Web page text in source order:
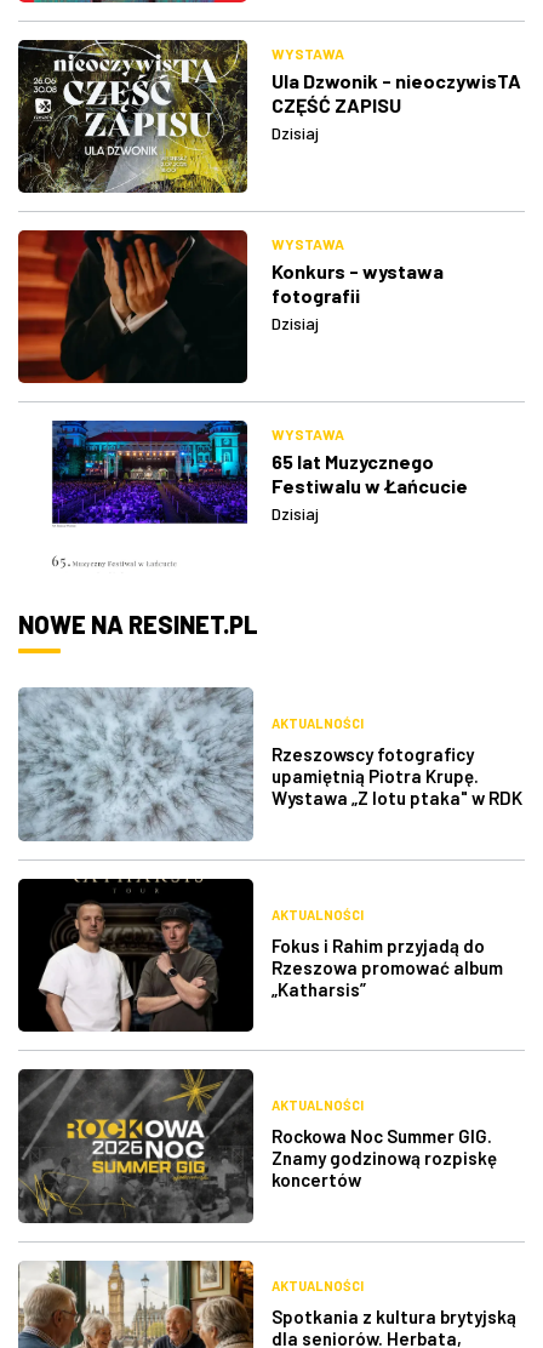
WYSTAWA
Ula Dzwonik - nieoczywisTA
CZĘŚĆ ZAPISU
Dzisiaj
WYSTAWA
Konkurs - wystawa
fotografii
Dzisiaj
WYSTAWA
65 lat Muzycznego
Festiwalu w Łańcucie
Dzisiaj
NOWE NA RESINET.PL
AKTUALNOŚCI
Rzeszowscy fotograficy
upamiętnią Piotra Krupę.
Wystawa „Z lotu ptaka" w RDK
AKTUALNOŚCI
Fokus i Rahim przyjadą do
Rzeszowa promować album
„Katharsis”
AKTUALNOŚCI
Rockowa Noc Summer GIG.
Znamy godzinową rozpiskę
koncertów
AKTUALNOŚCI
Spotkania z kultura brytyjską
dla seniorów. Herbata,